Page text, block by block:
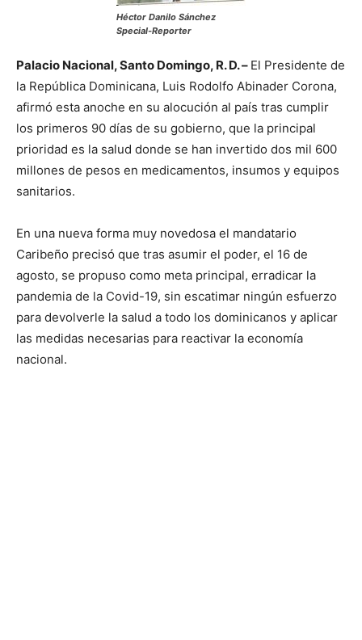
Héctor Danilo Sánchez
Special-Reporter
Palacio Nacional, Santo Domingo, R. D. – El Presidente de
la República Dominicana, Luis Rodolfo Abinader Corona,
afirmó esta anoche en su alocución al país tras cumplir
los primeros 90 días de su gobierno, que la principal
prioridad es la salud donde se han invertido dos mil 600
millones de pesos en medicamentos, insumos y equipos
sanitarios.
En una nueva forma muy novedosa el mandatario
Caribeño precisó que tras asumir el poder, el 16 de
agosto, se propuso como meta principal, erradicar la
pandemia de la Covid-19, sin escatimar ningún esfuerzo
para devolverle la salud a todo los dominicanos y aplicar
las medidas necesarias para reactivar la economía
nacional.